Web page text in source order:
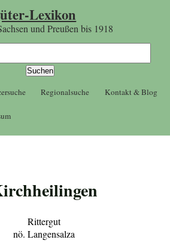
Lexikon
und Preußen bis 1918
Regionalsuche Kontakt & Blog
Rittergut
nö. Langensalza